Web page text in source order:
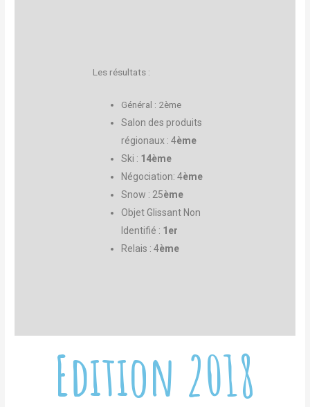
Les résultats :
Général : 2ème
Salon des produits
régionaux : 4ème
Ski : 14ème
Négociation: 4ème
Snow : 25ème
Objet Glissant Non
Identifié : 1er
Relais : 4ème
Edition 2018